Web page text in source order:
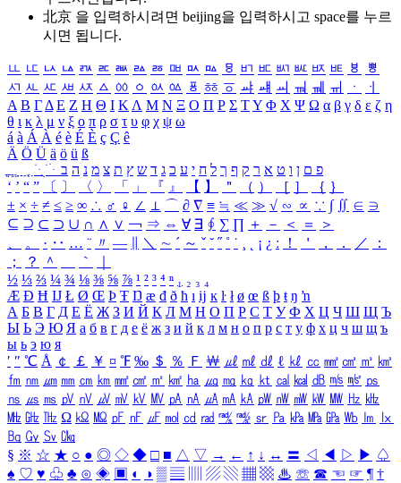
北京 을 입력하시려면 beijing을 입력하시고 space를 누르
시면 됩니다.
ㅥ ㅦ ㅧ ㅨ ㅩ ㅪ ㅫ ㅬ ㅭ ㅮ ㅯ ㅰ ㅱ ㅲ ㅳ ㅴ ㅵ ㅶ ㅷ ㅸ
ㅹ
ㅺ ㅻ ㅼ ㅽ ㅾ ㅿ ㆀ ㆁ ㆂ ㆃ ㆄ ㆅ ㆆ ㆇ ㆈ ㆉ ㆊ ㆋ ㆌ ㆍ
ㆎ
Α Β ΓΔ Ε Ζ Η Θ Ι ΚΛ Μ Ν Ξ Ο Π Ρ Σ ΤΥ Φ Χ Ψ Ω α β γ δ ε ζ η
θ ι κ λ μ ν ξ ο π ρ σ τ υ φ χ ψ ω
á à Á À é è É È ç Ç ê
Ä Ö Ü ä ö ü ß
ִֶֹ ֻּ ׁׂ פ ם ן ו ט א ר ק ף ך ל ח י ע כ ג ד ש ץ ת צ מ נ ה ב
‘ ’ “ ” 〔 〕 〈 〉 「 」 『 』 【 】 ＂ （ ） ［ ］ ｛ ｝
± × ÷ ≠ ≤ ≥ ∞ ∴ ♂ ♀ ∠ ⊥ ⌒ ∂ ∇ ≡ ≒ ≪ ≫ √ ∽ ∝ ∵ ∫ ∬ ∈ ∋
⊆ ⊇ ⊂ ⊃ ∪ ∩ ∧ ∨ ￢ ⇒ ⇔ ∀ ∃ ∮ ∑ ∏ ＋ － ＜ ＝
＞
、
。 · ‥ … ¨ 〃 ― ＼ ∼ ´ ～ ˇ ˘ ˝ ˚ ˙ ¸ ¡ ¿ ː ！ ＇ ， ． ／
：
；
？ ＾ ｀
½ ⅓ ⅔ ¼ ¾ ⅛ ⅜ ⅝ ⅞ ¹ ² ³ ⁴ ⁿ ₁ ₂ ₃ ₄
Æ Ð Ħ Ĳ Ł Ø Œ Þ Ŧ Ŋ æ đ ð ħ ı ĳ ĸ ŀ ł ø œ ß þ ŧ ŋ ŉ
А Б В Г Д Е Ё Ж З И Й К Л М Н О П Р С Т У Ф Х Ц Ч Ш Щ Ъ
Ы Ь Э Ю Я а б в г д е ё ж з и й к л м н о п р с т у ф х ц ч ш щ ъ
ы ь э ю я
′ ″ ℃ Å ￠ ￡ ￥ ¤ ℉ ‰ ＄ ％ Ｆ ￦ ㎕ ㎖ ㎗ ℓ ㎘ ㏄ ㎣ ㎤ ㎥ ㎦
㎙ ㎚ ㎛ ㎜ ㎝ ㎞ ㎟ ㎠ ㎡ ㎢ ㏊ ㎍ ㎎ ㎏ ㏏ ㎈ ㎉ ㏈ ㎧ ㎨ ㎰
㎱ ㎲ ㎳ ㎴ ㎵ ㎶ ㎷ ㎸ ㎹ ㎀ ㎁ ㎂ ㎃ ㎄ ㎺ ㎻ ㎽ ㎾ ㎿ ㎐ ㎑
㎒ ㎓ ㎔ Ω ㏀ ㏁ ㎊ ㎋ ㎌ ㏖ ㏅ ㎭ ㎮ ㎯ ㏛ ㎩ ㎪ ㎫ ㎬ ㏝ ㏐
㏓
㏃ ㏉ ㏜ ㏆
§ ※ ☆ ★ ○ ● ◎ ◇ ◆ □ ■ △ ▽ → ← ↑ ↓ ↔ 〓 ◁ ◀ ▷ ▶ ♤
♠ ♡ ♥ ♧ ♣ ⊙ ◈ ▣ ◐ ◑ ▒ ▤ ▨ ▧ ▦ ▩ ♨ ☏ ☎ ☜ ☞ ¶ †